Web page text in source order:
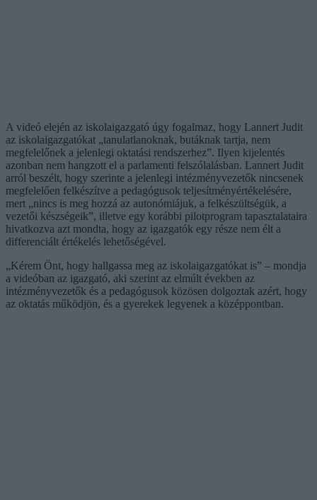
A videó elején az iskolaigazgató úgy fogalmaz, hogy Lannert Judit
az iskolaigazgatókat „tanulatlanoknak, butáknak tartja, nem
megfelelőnek a jelenlegi oktatási rendszerhez”. Ilyen kijelentés
azonban nem hangzott el a parlamenti felszólalásban. Lannert Judit
arról beszélt, hogy szerinte a jelenlegi intézményvezetők nincsenek
megfelelően felkészítve a pedagógusok teljesítményértékelésére,
mert „nincs is meg hozzá az autonómiájuk, a felkészültségük, a
vezetői készségeik”, illetve egy korábbi pilotprogram tapasztalataira
hivatkozva azt mondta, hogy az igazgatók egy része nem élt a
differenciált értékelés lehetőségével.
„Kérem Önt, hogy hallgassa meg az iskolaigazgatókat is” – mondja
a videóban az igazgató, aki szerint az elmúlt években az
intézményvezetők és a pedagógusok közösen dolgoztak azért, hogy
az oktatás működjön, és a gyerekek legyenek a középpontban.